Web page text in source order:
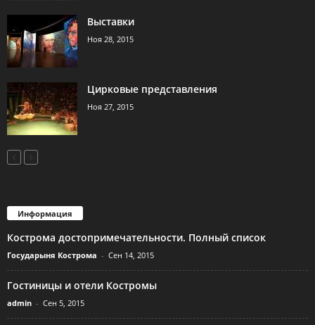
Выставки
Ноя 28, 2015
Цирковые представления
Ноя 27, 2015
Информация
Кострома достопримечательности. Полный список
Государыня Кострома - Сен 14, 2015
Гостиницы и отели Костромы
admin - Сен 5, 2015